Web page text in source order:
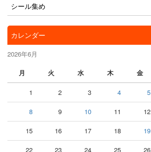
シール集め
カレンダー
2026年6月
月
火 水 木 金
1 2 3 4 5
8 9 10 11 12
15 16 17 18 19
22 23 24 25 26